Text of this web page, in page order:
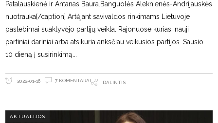
Patalauskienė ir Antanas Baura.Banguolės Aleknienės-Andrijauskės
nuotrauka[/caption] Artėjant savivaldos rinkimams Lietuvoje
pastebimai suaktyvėjo partijų veikla. Rajonuose kuriasi nauji
partiniai dariniai arba atsikuria anksčiau veikusios partijos. Sausio
10 dieną į susirinkimą
2022-01-16 7 KOMENTARAI DALINTIS
AKTUALIJOS